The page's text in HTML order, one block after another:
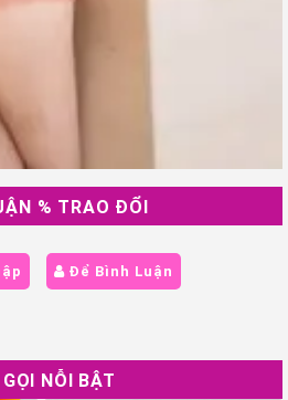
% TRAO ĐỔI
Để Bình Luận
NỖI BẬT